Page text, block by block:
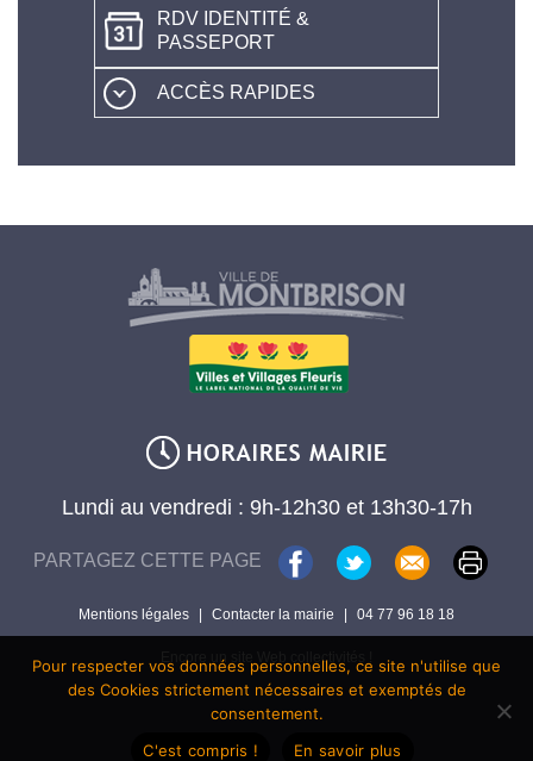
RDV IDENTITÉ &
PASSEPORT
ACCÈS RAPIDES
Lundi au vendredi : 9h-12h30 et 13h30-17h
PARTAGEZ CETTE PAGE
Mentions légales | Contacter la mairie | 04 77 96 18 18
Encore un site Web collectivités !
Pour respecter vos données personnelles, ce site n'utilise que
des Cookies strictement nécessaires et exemptés de
consentement.
C'est compris !
En savoir plus